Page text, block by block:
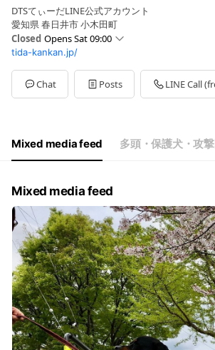
DTSてぃーだLINE公式アカウント
愛知県 春日井市 小木田町
Closed Opens Sat 09:00
Mon09:00 - 20:00
Sat09:00 - 22:00
Sun09:00 - 18:00
店休日：祝日＆不定休
tida-kankan.jp/
Chat Posts LINE Call
Mixed media feed 多頭・保護犬・攻
Mixed media feed